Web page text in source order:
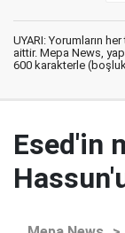
UYARI: Yorumların
aittir. Mepa News,
600 karakterle
Esed'in